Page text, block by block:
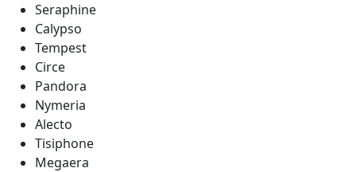
Seraphine
Calypso
Tempest
Circe
Pandora
Nymeria
Alecto
Tisiphone
Megaera